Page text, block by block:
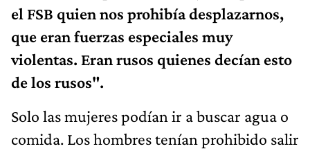
el FSB quien nos prohibía desplazarnos,
que eran fuerzas especiales muy
violentas. Eran rusos quienes decían esto
de los rusos".
Solo las mujeres podían ir a buscar agua o
comida. Los hombres tenían prohibido salir